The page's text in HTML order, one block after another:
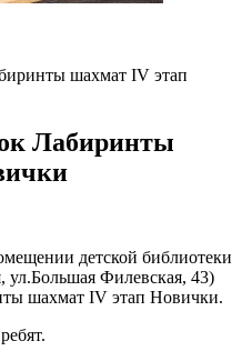
шахмат IV этап
Лабиринты
детской библиотеки
ул.Большая Филевская, 43)
шахмат IV этап Новички.